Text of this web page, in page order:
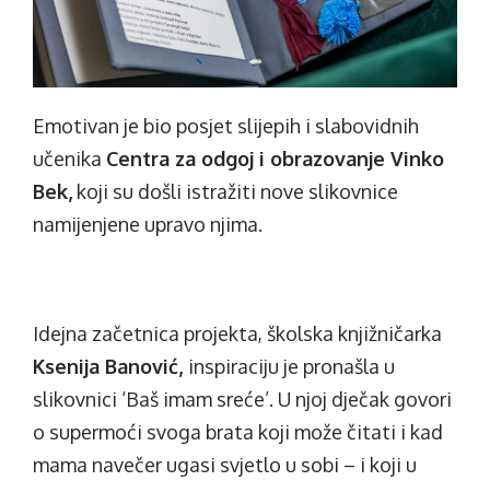
Emotivan je bio posjet slijepih i slabovidnih
učenika Centra za odgoj i obrazovanje Vinko
Bek, koji su došli istražiti nove slikovnice
namijenjene upravo njima.
Idejna začetnica projekta, školska knjižničarka
Ksenija Banović, inspiraciju je pronašla u
slikovnici ‘Baš imam sreće’. U njoj dječak govori
o supermoći svoga brata koji može čitati i kad
mama navečer ugasi svjetlo u sobi – i koji u